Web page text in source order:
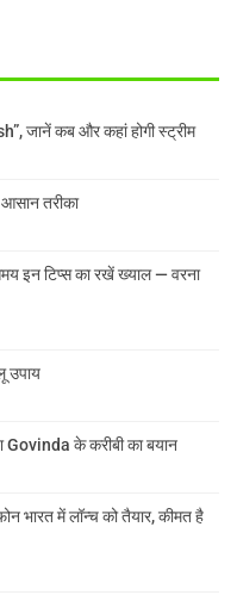
जानें कब और कहां होगी स्ट्रीम
तरीका
इन टिप्स का रखें ख्याल — वरना
उपाय
के करीबी का बयान
भारत में लॉन्च को तैयार, कीमत है